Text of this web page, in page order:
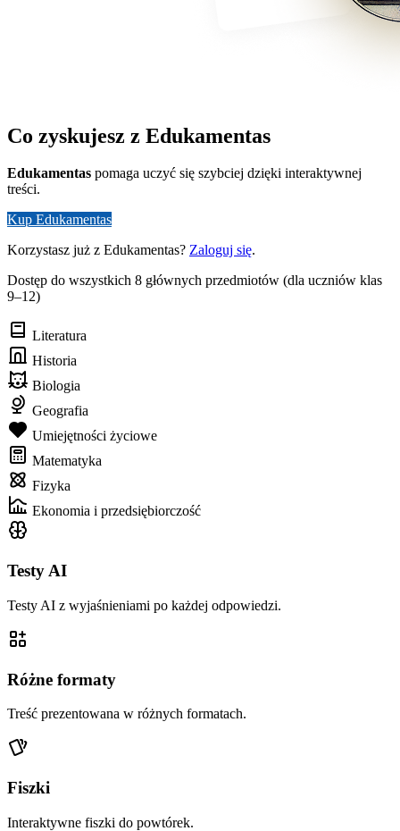
Co zyskujesz z Edukamentas
Edukamentas pomaga uczyć się szybciej dzięki interaktywnej
treści.
Kup Edukamentas
Korzystasz już z Edukamentas? Zaloguj się.
Dostęp do wszystkich 8 głównych przedmiotów (dla uczniów klas
9–12)
Literatura
Historia
Biologia
Geografia
Umiejętności życiowe
Matematyka
Fizyka
Ekonomia i przedsiębiorczość
Testy AI
Testy AI z wyjaśnieniami po każdej odpowiedzi.
Różne formaty
Treść prezentowana w różnych formatach.
Fiszki
Interaktywne fiszki do powtórek.